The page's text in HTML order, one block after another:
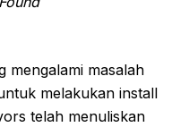
mengalami masalah
melakukan install
telah menuliskan